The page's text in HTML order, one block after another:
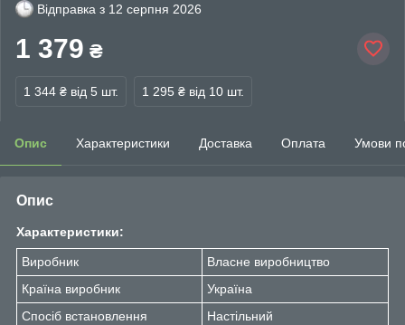
Відправка з 12 серпня 2026
1 379 ₴
1 344 ₴ від 5 шт. 1 295 ₴ від 10 шт.
Опис Характеристики Доставка Оплата Умови
Опис
Характеристики:
Виробник
Власне виробництво
Країна виробник
Україна
Спосіб встановлення
Настільний